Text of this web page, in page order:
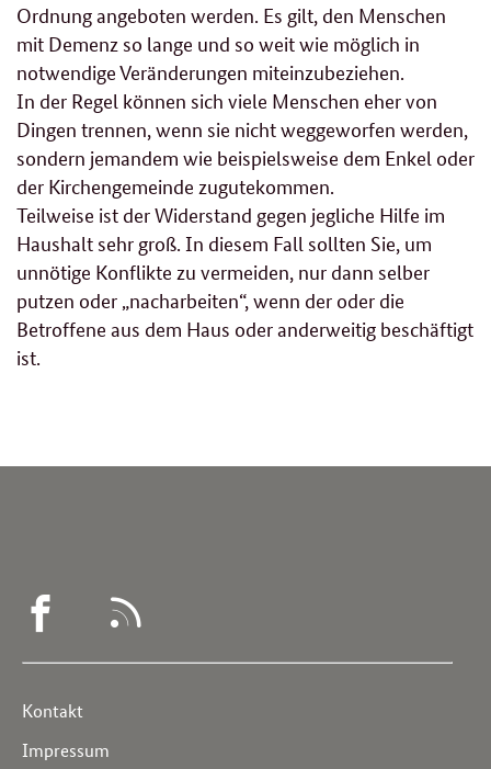
Ordnung angeboten werden. Es gilt, den Menschen
mit Demenz so lange und so weit wie möglich in
notwendige Veränderungen miteinzubeziehen.
In der Regel können sich viele Menschen eher von
Dingen trennen, wenn sie nicht weggeworfen werden,
sondern jemandem wie beispielsweise dem Enkel oder
der Kirchengemeinde zugutekommen.
Teilweise ist der Widerstand gegen jegliche Hilfe im
Haushalt sehr groß. In diesem Fall sollten Sie, um
unnötige Konflikte zu vermeiden, nur dann selber
putzen oder „nacharbeiten“, wenn der oder die
Betroffene aus dem Haus oder anderweitig beschäftigt
ist.
WEGWEISER
Service
Navigation
Kontakt
Impressum